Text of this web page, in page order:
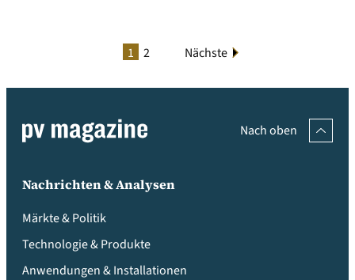
1 2 Nächste
Nach oben
Nachrichten & Analysen
Märkte & Politik
Technologie & Produkte
Anwendungen & Installationen